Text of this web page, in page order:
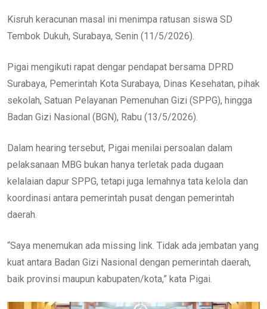
Kisruh keracunan masal ini menimpa ratusan siswa SD
Tembok Dukuh, Surabaya, Senin (11/5/2026).
Pigai mengikuti rapat dengar pendapat bersama DPRD
Surabaya, Pemerintah Kota Surabaya, Dinas Kesehatan, pihak
sekolah, Satuan Pelayanan Pemenuhan Gizi (SPPG), hingga
Badan Gizi Nasional (BGN), Rabu (13/5/2026).
Dalam hearing tersebut, Pigai menilai persoalan dalam
pelaksanaan MBG bukan hanya terletak pada dugaan
kelalaian dapur SPPG, tetapi juga lemahnya tata kelola dan
koordinasi antara pemerintah pusat dengan pemerintah
daerah.
“Saya menemukan ada missing link. Tidak ada jembatan yang
kuat antara Badan Gizi Nasional dengan pemerintah daerah,
baik provinsi maupun kabupaten/kota,” kata Pigai.